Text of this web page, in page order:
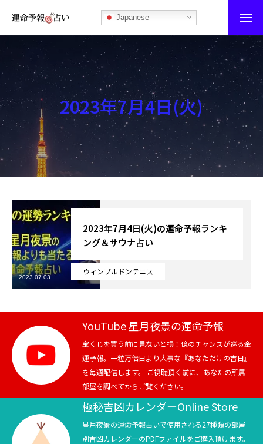
Japanese
運命予報占い
運命予報占いとは
あなたの所属部屋を探そう！
最恐の相性占い
秘伝公開！吉凶カレンダー
記事カテゴリー
ブログ
お知らせ
テニス
スポーツ
競馬
テニス四大大会・五輪
2023年7月4日(火)
ウィンブルドンテニス
2023年7月4日(火)の運命予報ランキ
ング＆サウナ占い
2023.07.03
YouTube 星月夜景の運命予報
宝くじを買う前に見ないと損！億のチャンスが巡る金
運予報。一粒万倍日より大事な『あなただけの吉日』
を毎週配信します。 ご視聴頂く前に、あなたの所属
部屋を調べてからご覧ください。
極秘吉凶カレンダーOnline Store
星月夜景の運命予報占いで使用される27種類の部屋
別吉凶カレンダーのPDFファイルをご購入頂けます。